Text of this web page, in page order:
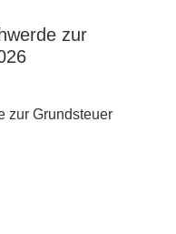
zur
zur Grundsteuer